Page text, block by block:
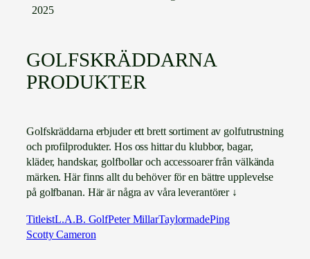
GOLFSKRÄDDARNA
PRODUKTER
Golfskräddarna erbjuder ett brett sortiment av golfutrustning
och profilprodukter. Hos oss hittar du klubbor, bagar,
kläder, handskar, golfbollar och accessoarer från välkända
märken. Här finns allt du behöver för en bättre upplevelse
på golfbanan. Här är några av våra leverantörer ↓
TitleistL.A.B. GolfPeter MillarTaylormadePing
Scotty Cameron